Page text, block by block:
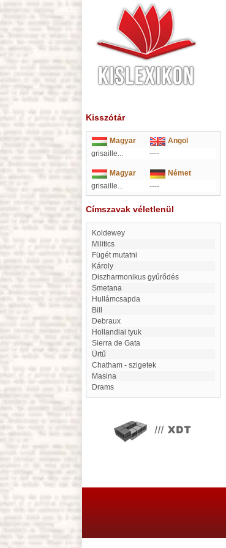
Kisszótár
Magyar
Angol
grisaille...
----
Magyar
Német
grisaille...
----
Címszavak véletlenül
Koldewey
Militics
Fügét mutatni
Károly
diszharmonikus gyűrődés
Smetana
hullámcsapda
bill
Debraux
Hollandiai tyuk
Sierra de Gata
Ürtű
Chatham - szigetek
masina
Drams